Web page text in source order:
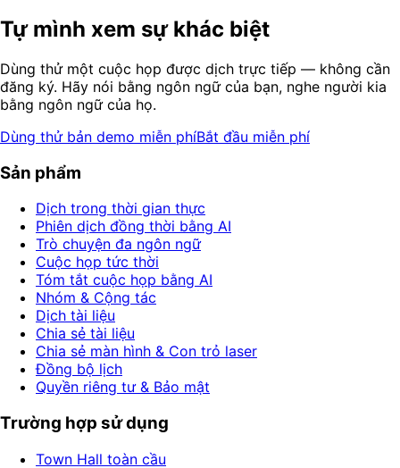
Tự mình xem sự khác biệt
Dùng thử một cuộc họp được dịch trực tiếp — không cần
đăng ký. Hãy nói bằng ngôn ngữ của bạn, nghe người kia
bằng ngôn ngữ của họ.
Dùng thử bản demo miễn phíBắt đầu miễn phí
Sản phẩm
Dịch trong thời gian thực
Phiên dịch đồng thời bằng AI
Trò chuyện đa ngôn ngữ
Cuộc họp tức thời
Tóm tắt cuộc họp bằng AI
Nhóm & Cộng tác
Dịch tài liệu
Chia sẻ tài liệu
Chia sẻ màn hình & Con trỏ laser
Đồng bộ lịch
Quyền riêng tư & Bảo mật
Trường hợp sử dụng
Town Hall toàn cầu